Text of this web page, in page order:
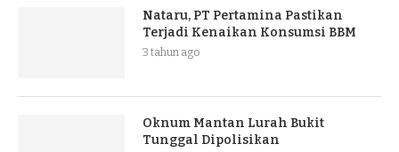
Nataru, PT Pertamina Pastikan
Terjadi Kenaikan Konsumsi BBM
3 tahun ago
Oknum Mantan Lurah Bukit
Tunggal Dipolisikan